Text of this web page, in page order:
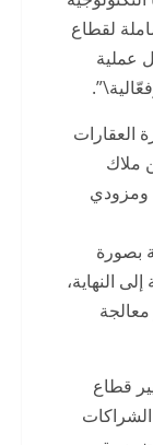
لقطاع
عملية
العقارات
ملاك
ومزودي
بصورة
النهاية،
قطاع